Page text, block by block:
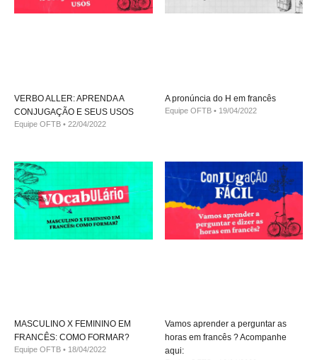
VERBO ALLER: APRENDA A
CONJUGAÇÃO E SEUS USOS
Equipe OFTB 22/04/2022
A pronúncia do H em francês
Equipe OFTB 19/04/2022
MASCULINO X FEMININO EM
FRANCÊS: COMO FORMAR?
Equipe OFTB 18/04/2022
Vamos aprender a perguntar as
horas em francês ? Acompanhe
aqui: